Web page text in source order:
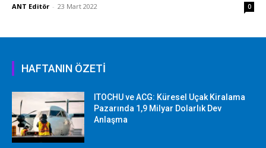
ANT Editör - 23 Mart 2022 0
HAFTANIN ÖZETİ
ITOCHU ve ACG: Küresel Uçak Kiralama
Pazarında 1,9 Milyar Dolarlık Dev
Anlaşma